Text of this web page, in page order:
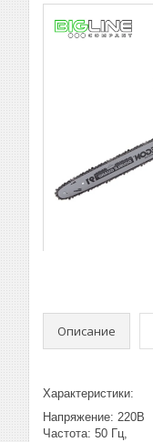
Описание
Характеристики:
Напряжение: 220В
Частота: 50 Гц,